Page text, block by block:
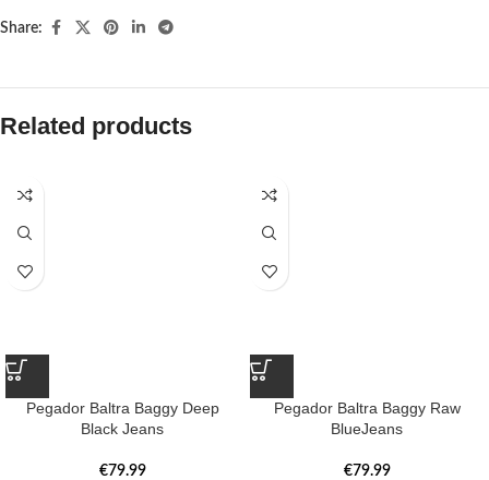
Share:
Related products
Pegador Baltra Baggy Deep
Black Jeans
€79.99
Pegador Baltra Baggy Raw
BlueJeans
€79.99